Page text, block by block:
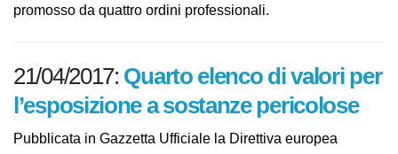
il Forum Internazionale della Sicurezza e della Salute,
21/04/2017:Quarto elenco di valori
per l’esposizione a sostanze